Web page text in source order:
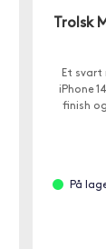
Trolsk
Et svart
iPhone
finish
På